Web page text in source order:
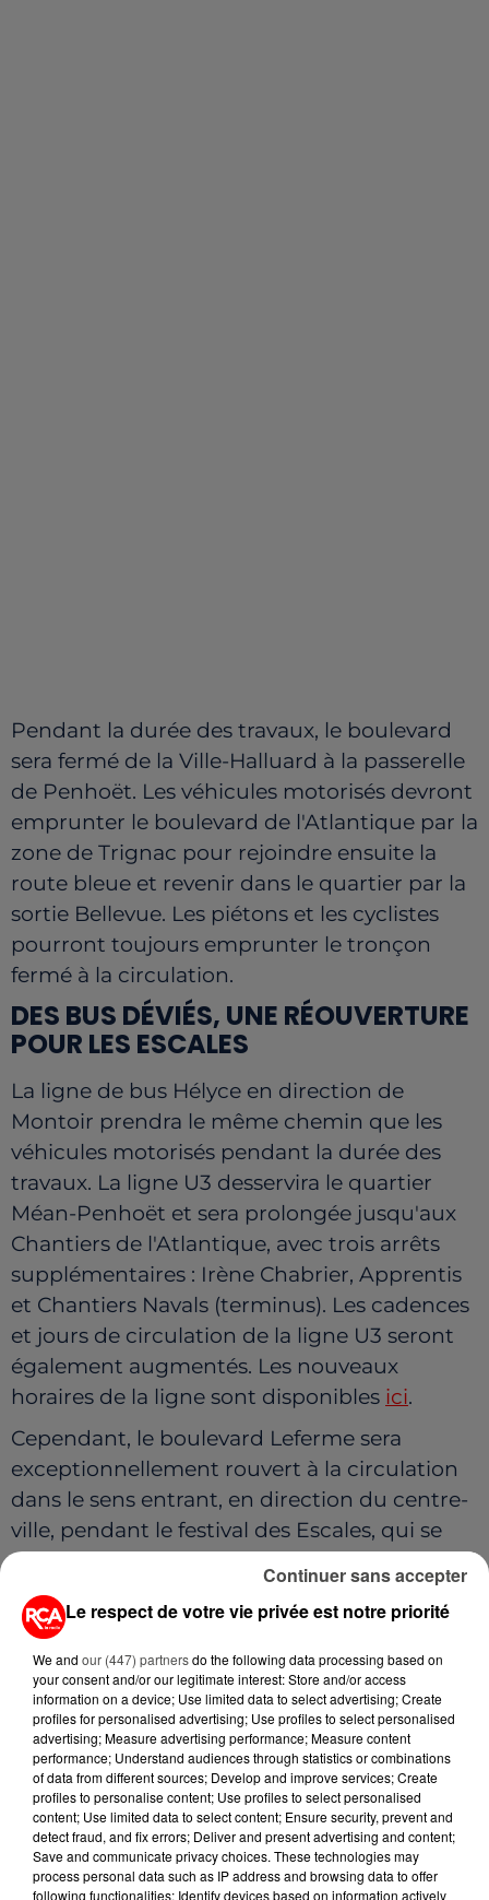
Pendant la durée des travaux, le boulevard
sera fermé de la Ville-Halluard à la passerelle
de Penhoët. Les véhicules motorisés devront
emprunter le boulevard de l'Atlantique par la
zone de Trignac pour rejoindre ensuite la
route bleue et revenir dans le quartier par la
sortie Bellevue. Les piétons et les cyclistes
pourront toujours emprunter le tronçon
fermé à la circulation.
DES BUS DÉVIÉS, UNE RÉOUVERTURE
POUR LES ESCALES
La ligne de bus Hélyce en direction de
Montoir prendra le même chemin que les
véhicules motorisés pendant la durée des
travaux. La ligne U3 desservira le quartier
Méan-Penhoët et sera prolongée jusqu'aux
Chantiers de l'Atlantique, avec trois arrêts
supplémentaires : Irène Chabrier, Apprentis
et Chantiers Navals (terminus). Les cadences
et jours de circulation de la ligne U3 seront
également augmentés. Les nouveaux
horaires de la ligne sont disponibles ici.
Cependant, le boulevard Leferme sera
exceptionnellement rouvert à la circulation
dans le sens entrant, en direction du centre-
ville, pendant le festival des Escales, qui se
tiendra du 19 au 21 juillet.
A LIRE AUSSI...
Le respect de votre vie privée est notre priorité
We and our (447) partnersdo the following data processing based on
your consent and/or our legitimate interest: Store and/or access
information on a device; Use limited data to select advertising; Create
profiles for personalised advertising; Use profiles to select personalised
advertising; Measure advertising performance; Measure content
performance; Understand audiences through statistics or combinations
of data from different sources; Develop and improve services; Create
profiles to personalise content; Use profiles to select personalised
content; Use limited data to select content; Ensure security, prevent and
detect fraud, and fix errors; Deliver and present advertising and content;
Save and communicate privacy choices. These technologies may
process personal data such as IP address and browsing data to offer
following functionalities: Identify devices based on information actively
Continuer sans accepter